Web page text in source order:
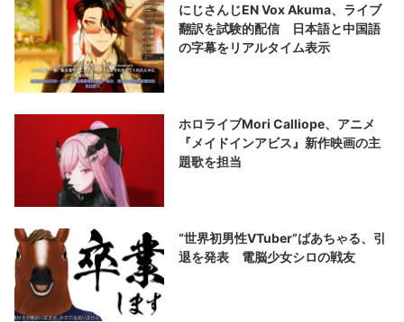
にじさんじEN Vox Akuma、ライブ
翻訳を試験的配信 日本語と中国語
の字幕をリアルタイム表示
ホロライブMori Calliope、アニメ
『メイドインアビス』新作映画の主
題歌を担当
“世界初男性VTuber”ばあちゃる、引
退を発表 電脳少女シロの戦友